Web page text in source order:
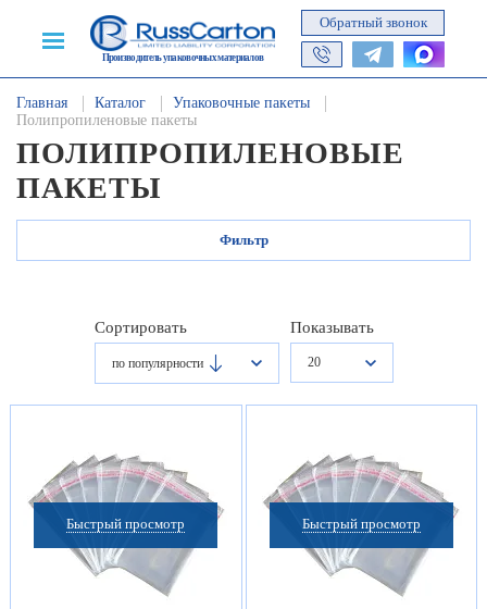
Производитель упаковочных материалов
Обратный звонок
Главная Каталог
Упаковочные пакеты
Полипропиленовые пакеты
ПОЛИПРОПИЛЕНОВЫЕ
ПАКЕТЫ
Фильтр
Сортировать
по популярности
Показывать
20
Быстрый просмотр Быстрый просмотр